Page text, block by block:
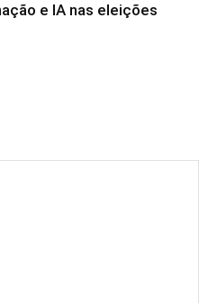
e IA nas eleições